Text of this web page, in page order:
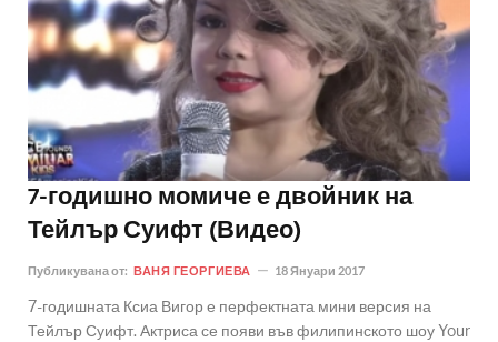
7-годишно момиче е двойник на
Тейлър Суифт (Видео)
Публикувана от: ВАНЯ ГЕОРГИЕВА 18 Януари 2017
7-годишната Ксиа Вигор е перфектната мини версия на
Тейлър Суифт. Актриса се появи във филипинското шоу Your